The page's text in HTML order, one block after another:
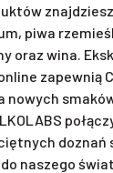
piwa
oraz wina.
zapewnią
nowych
doznań
naszego